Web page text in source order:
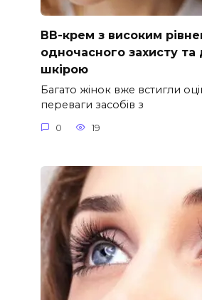
ВВ-крем з високим
одночасного захисту та
шкірою
Багато жінок вже встигли
переваги засобів з
0 19